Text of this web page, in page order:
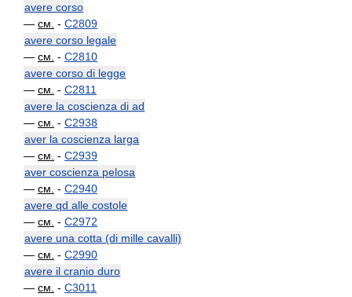
avere corso
— см. - C2809
avere corso legale
— см. - C2810
avere corso di legge
— см. - C2811
avere la coscienza di ad
— см. - C2938
aver la coscienza larga
— см. - C2939
aver coscienza pelosa
— см. - C2940
avere qd alle costole
— см. - C2972
avere una cotta (di mille cavalli)
— см. - C2990
avere il cranio duro
— см. - C3011